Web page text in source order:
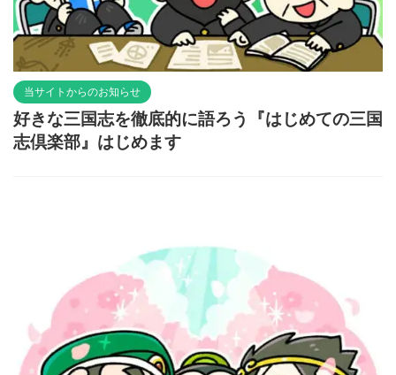
当サイトからのお知らせ
好きな三国志を徹底的に語ろう『はじめての三国
志倶楽部』はじめます